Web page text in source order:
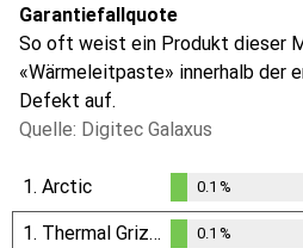
Garantiefallquote
So oft weist ein Produkt dieser
«Wärmeleitpaste» innerhalb der
Defekt auf.
Quelle: Digitec Galaxus
1. Arctic
0.1%
0.1 %
1. Thermal Grizzly 0.1 %